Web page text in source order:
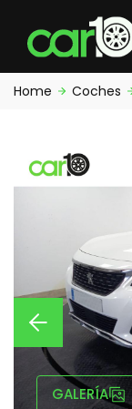
Home Coches
GALERÍA